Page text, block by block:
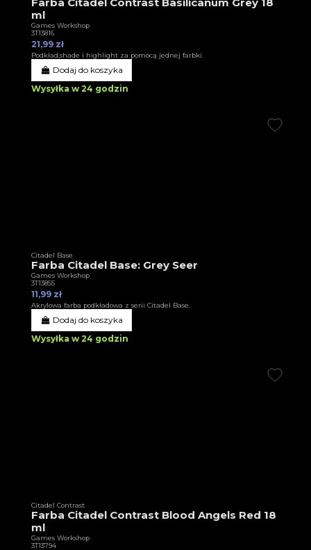
ml
Games Workshop
3T13816
21,99 zł
Podkład,shade i highlight za pomocą jednej farbki.
Dodaj do koszyka
Wysyłka w 24 godzin
Citadel Base
Farba Citadel Base: Grey Seer
Games Workshop
3T13855
11,99 zł
Akrylowa farba podkładowa z serii Citadel Base.
Dodaj do koszyka
Wysyłka w 24 godzin
Citadel Contrast
Farba Citadel Contrast Blood Angels Red 18
ml
Games Workshop
3T13794